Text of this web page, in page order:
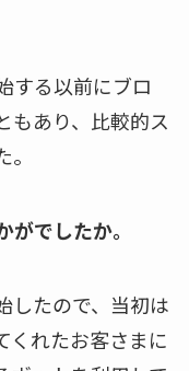
する以前にブロ
もあり、比較的ス
がでしたか。
したので、当初は
くれたお客さまに